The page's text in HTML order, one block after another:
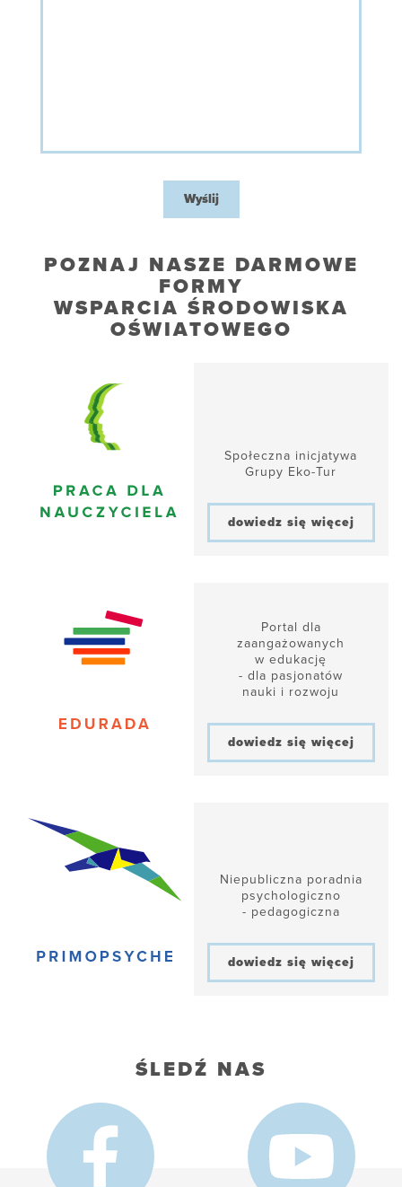
Wyślij
POZNAJ NASZE DARMOWE
FORMY
WSPARCIA ŚRODOWISKA
OŚWIATOWEGO
Społeczna inicjatywa
Grupy Eko-Tur
dowiedz się więcej
Portal dla
zaangażowanych
w edukację
- dla pasjonatów
nauki i rozwoju
dowiedz się więcej
Niepubliczna poradnia
psychologiczno
- pedagogiczna
dowiedz się więcej
ŚLEDŹ NAS